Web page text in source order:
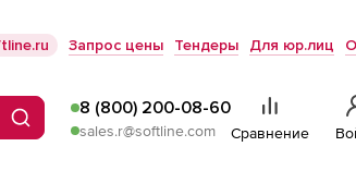
Запрос цены Тендеры Для юр.лиц
Поиск
8 (800) 200-08-60
sales.r@softline.com Сравнение